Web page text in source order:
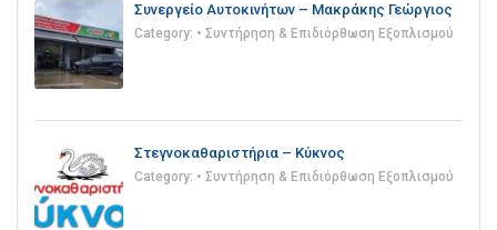
Συνεργείο Αυτοκινήτων – Μακράκης Γεώργιος
Category: • Συντήρηση & Επιδιόρθωση Εξοπλισμού
Στεγνοκαθαριστήρια – Κύκνος
Category: • Συντήρηση & Επιδιόρθωση Εξοπλισμού